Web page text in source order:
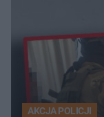
AKCJA POLICJI